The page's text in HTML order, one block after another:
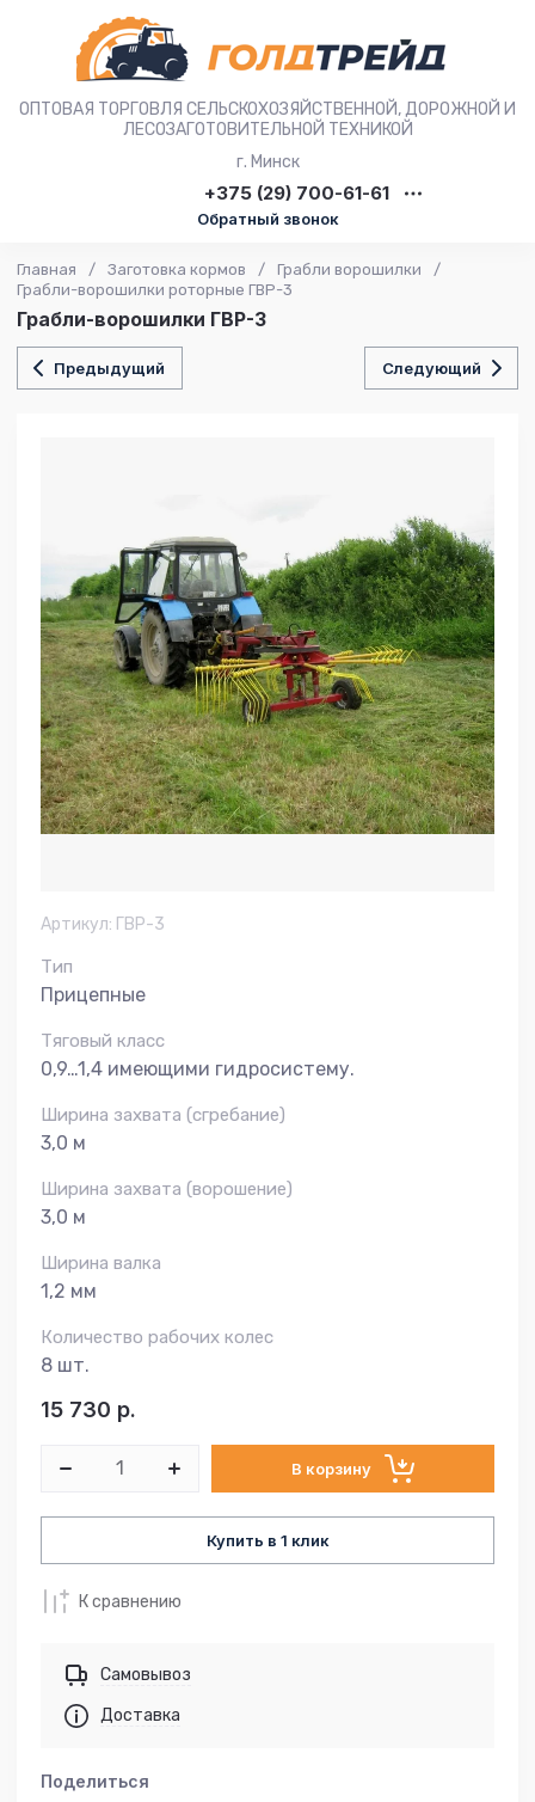
ОПТОВАЯ ТОРГОВЛЯ СЕЛЬСКОХОЗЯЙСТВЕННОЙ, ДОРОЖНОЙ И
ЛЕСОЗАГОТОВИТЕЛЬНОЙ ТЕХНИКОЙ
г. Минск
+375 (29) 700-61-61
Обратный звонок
Главная / Заготовка кормов / Грабли ворошилки
/
Грабли-ворошилки роторные ГВР-3
Грабли-ворошилки ГВР-3
Предыдущий Следующий
Артикул: ГВР-3
Тип
Прицепные
Тяговый класс
0,9…1,4 имеющими гидросистему.
Ширина захвата (сгребание)
3,0 м
Ширина захвата (ворошение)
3,0 м
Ширина валка
1,2 мм
Количество рабочих колес
8 шт.
15 730 р.
В корзину
Купить в 1 клик
К сравнению
Самовывоз
Доставка
Поделиться